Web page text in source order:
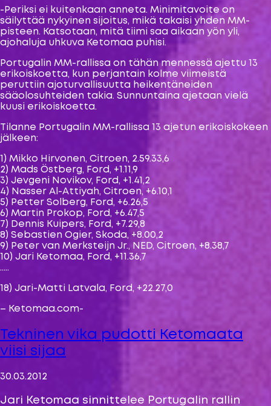
-Periksi ei kuitenkaan anneta. Minimitavoite on
säilyttää nykyinen sijoitus, mikä takaisi yhden MM-
pisteen. Katsotaan, mitä tiimi saa aikaan yön yli,
ajohaluja uhkuva Ketomaa puhisi.
Portugalin MM-rallissa on tähän mennessä ajettu 13
erikoiskoetta, kun perjantain kolme viimeistä
peruttiin ajoturvallisuutta heikentäneiden
sääolosuhteiden takia. Sunnuntaina ajetaan vielä
kuusi erikoiskoetta.
Tilanne Portugalin MM-rallissa 13 ajetun erikoiskokeen
jälkeen:
1) Mikko Hirvonen, Citroen, 2.59.33,6
2) Mads Östberg, Ford, +1.11,9
3) Jevgeni Novikov, Ford, +1.41,2
4) Nasser Al-Attiyah, Citroen, +6.10,1
5) Petter Solberg, Ford, +6.26,5
6) Martin Prokop, Ford, +6.47,5
7) Dennis Kuipers, Ford, +7.29,8
8) Sebastien Ogier, Skoda, +8.00,2
9) Peter van Merksteijn Jr., NED, Citroen, +8.38,7
10) Jari Ketomaa, Ford, +11.36,7
…..
18) Jari-Matti Latvala, Ford, +22.27,0
– Ketomaa.com-
Tekninen vika pudotti Ketomaata
viisi sijaa
30.03.2012
Jari Ketomaa sinnittelee Portugalin rallin